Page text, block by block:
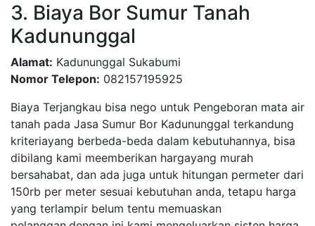
3. Biaya Bor Sumur Tanah
Kadununggal
Alamat: Kadununggal Sukabumi
Nomor Telepon: 082157195925
Biaya Terjangkau bisa nego untuk Pengeboran mata air
tanah pada Jasa Sumur Bor Kadununggal terkandung
kriteriayang berbeda-beda dalam kebutuhannya, bisa
dibilang kami meemberikan hargayang murah
bersahabat, dan ada juga untuk hitungan permeter dari
150rb per meter sesuai kebutuhan anda, tetapu harga
yang terlampir belum tentu memuaskan